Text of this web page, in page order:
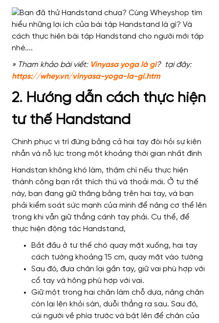
» Tham khảo bài viết: Vinyasa yoga là gì? tại đây:
https://whey.vn/vinyasa-yoga-la-gi.htm
2. Hướng dẫn cách thực hiện
tư thế Handstand
Chinh phục vị trí đứng bằng cả hai tay đòi hỏi sự kiên
nhẫn và nỗ lực trong một khoảng thời gian nhất định
Handstan không khó làm, thậm chí nếu thực hiện
thành công bạn rất thích thú và thoải mái. Ở tư thế
này, bạn đang giữ thăng bằng trên hai tay, và bạn
phải kiểm soát sức mạnh của mình để nâng cơ thể lên
trong khi vẫn giữ thẳng cánh tay phải. Cụ thể, để
thực hiện động tác Handstand,
Bắt đầu ở tư thế chó quay mặt xuống, hai tay
cách tường khoảng 15 cm, quay mặt vào tường
Sau đó, đưa chân lại gần tay, giữ vai phù hợp với
cổ tay và hông phù hợp với vai.
Giữ một trong hai chân làm chỗ dựa, nâng chân
còn lại lên khỏi sàn, duỗi thẳng ra sau. Sau đó,
cúi người về phía trước và bật lên để chân của